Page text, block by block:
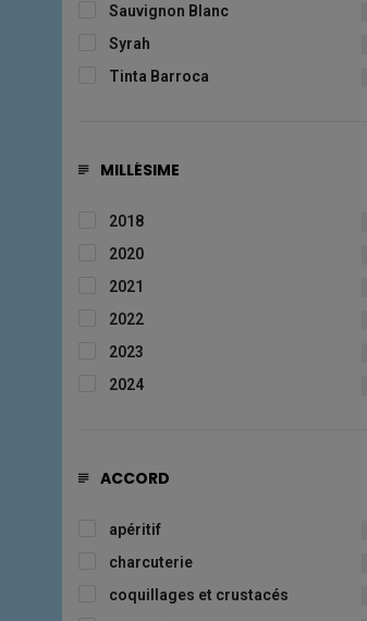
Sauvignon Blanc
Syrah
Tinta Barroca
MILLÉSIME
2018
2020
2021
2022
2023
2024
ACCORD
apéritif
charcuterie
coquillages et crustacés